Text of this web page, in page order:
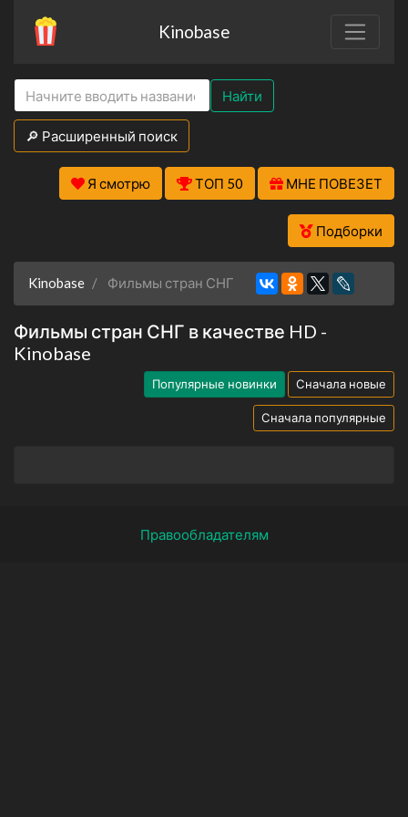
Kinobase
Найти
🔎 Расширенный поиск
Я смотрю ТОП 50 МНЕ ПОВЕЗЕТ
Подборки
Kinobase Фильмы стран СНГ
Фильмы стран СНГ в качестве HD -
Kinobase
Популярные новинки Сначала новые
Сначала популярные
Правообладателям